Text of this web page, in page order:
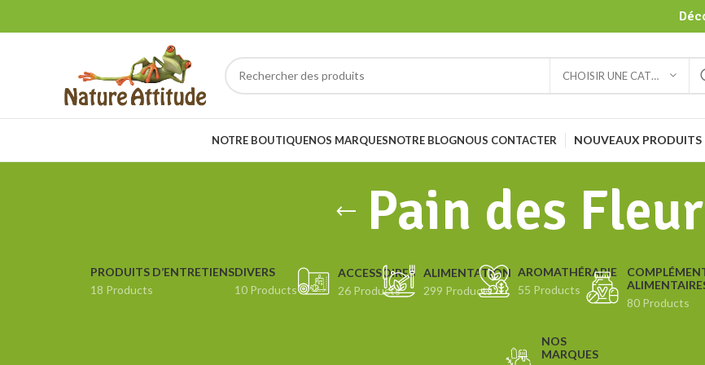
CHOISIR UNE CATÉGORIE
NOTRE BOUTIQUENOS MARQUESNOTRE BLOGNOUS CONTACTER NOUVEAUX PRODUITS
Pain des
PRODUITS D’ENTRETIENS
18 Products
DIVERS
10 Products
ACCESSOIRES
26 Products
ALIMENTATION
299 Products
AROMATHÉRAPIE
55 Products
80 Products
NOS
MARQUES